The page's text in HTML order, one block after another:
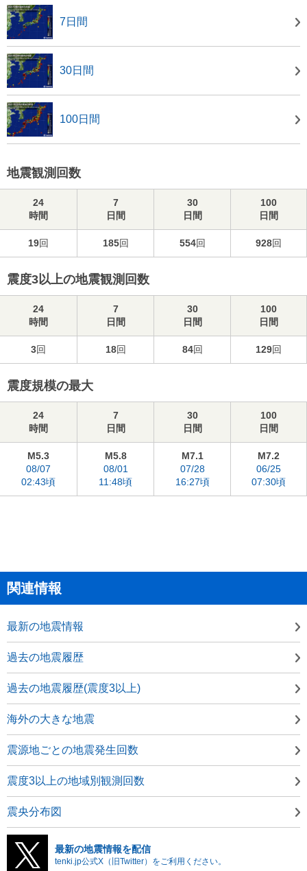
7日間
30日間
100日間
地震観測回数
24
時間
7
日間
30
日間
100
日間
19回 185回 554回 928回
震度3以上の地震観測回数
24
時間
7
日間
30
日間
100
日間
3回 18回 84回 129回
震度規模の最大
24
時間
7
日間
30
日間
100
日間
M5.3
08/07
02:43頃
M5.8
08/01
11:48頃
M7.1
07/28
16:27頃
M7.2
06/25
07:30頃
関連情報
最新の地震情報
過去の地震履歴
過去の地震履歴(震度3以上)
海外の大きな地震
震源地ごとの地震発生回数
震度3以上の地域別観測回数
震央分布図
最新の地震情報を配信
tenki.jp公式X（旧Twitter）をご利用ください。